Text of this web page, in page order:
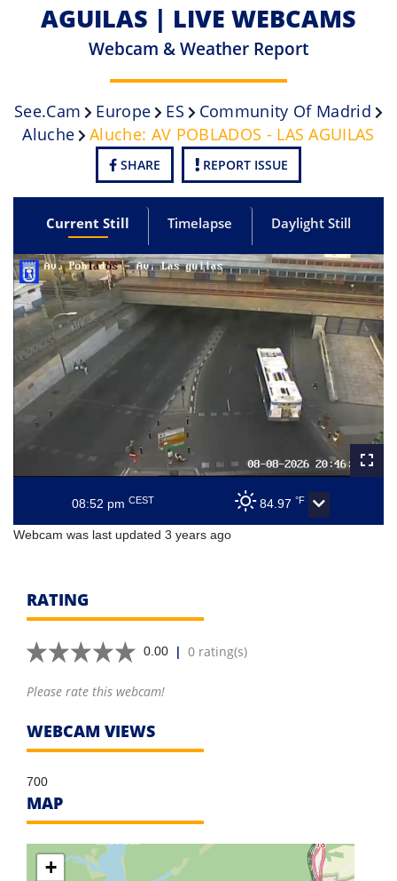
AGUILAS | LIVE WEBCAMS
Webcam & Weather Report
See.cam Europe ES
Community Of Madrid
Aluche
Aluche: AV POBLADOS - LAS AGUILAS
SHARE REPORT ISSUE
Current Still Timelapse Daylight Still
08:52 pmCEST 84.97 °F
Webcam was last updated 3 years ago
RATING
0.00 | 0 rating(s)
Please rate this webcam!
WEBCAM VIEWS
700
MAP
+